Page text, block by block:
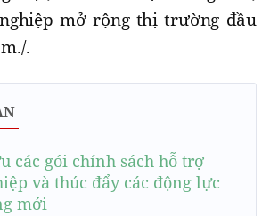
mở rộng thị trường đầu
.
các gói chính sách hỗ trợ
và thúc đẩy các động lực
mới